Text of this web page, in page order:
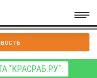
"КРАСРАБ.РУ":